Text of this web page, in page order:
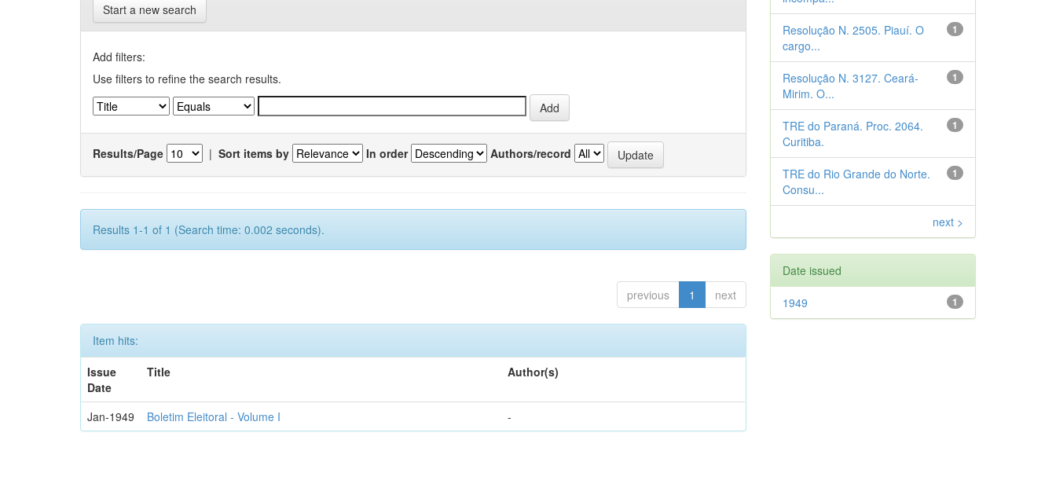
Start a new search
Add filters:
Use filters to refine the search results.
Results/Page | Sort items by In order Authors/record
Results 1-1 of 1 (Search time: 0.002 seconds).
previous 1 next
Item hits:
Issue
Date
Title Author(s)
Jan-1949 Boletim Eleitoral - Volume I -
1
Resolução N. 2505. Piauí. O
cargo...
1
Resolução N. 3127. Ceará-
Mirim. O...
1
TRE do Paraná. Proc. 2064.
Curitiba.
1
TRE do Rio Grande do Norte.
Consu...
next >
Date issued
1
1949